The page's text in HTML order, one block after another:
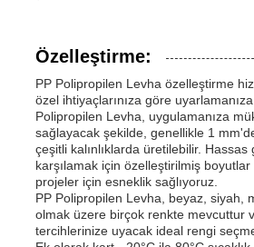
Özelleştirme:
PP Polipropilen Levha özelleştirme
özel ihtiyaçlarınıza göre
Polipropilen Levha, uygulamanıza
sağlayacak şekilde, genellikle 1
çeşitli kalınlıklarda üretilebilir.
karşılamak için özelleştirilmiş
projeler için esneklik sağlıyoruz.
PP Polipropilen Levha, beyaz, siyah,
olmak üzere birçok renkte mevcuttur
tercihlerinize uyacak ideal rengi